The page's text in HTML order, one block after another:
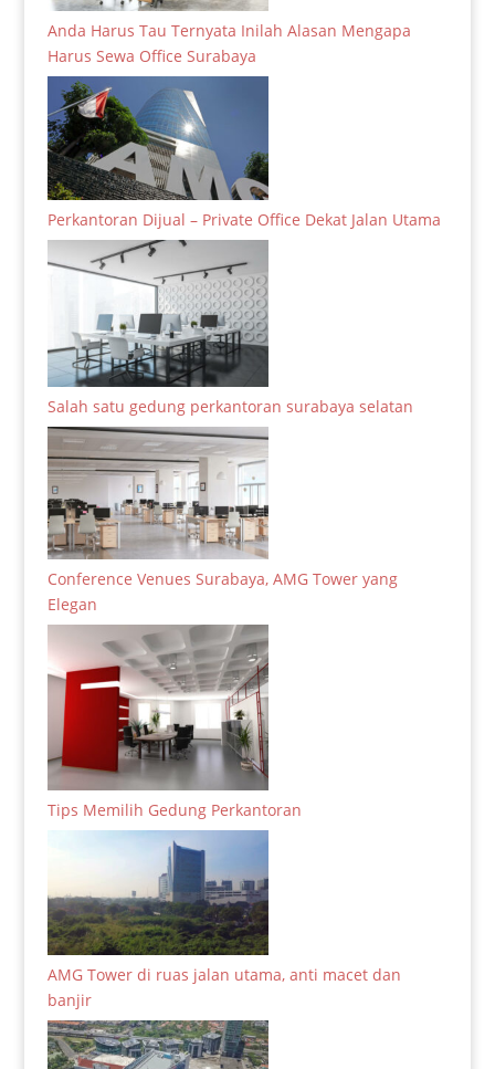
Anda Harus Tau Ternyata Inilah Alasan Mengapa
Harus Sewa Office Surabaya
Perkantoran Dijual – Private Office Dekat Jalan Utama
Salah satu gedung perkantoran surabaya selatan
Conference Venues Surabaya, AMG Tower yang
Elegan
Tips Memilih Gedung Perkantoran
AMG Tower di ruas jalan utama, anti macet dan
banjir